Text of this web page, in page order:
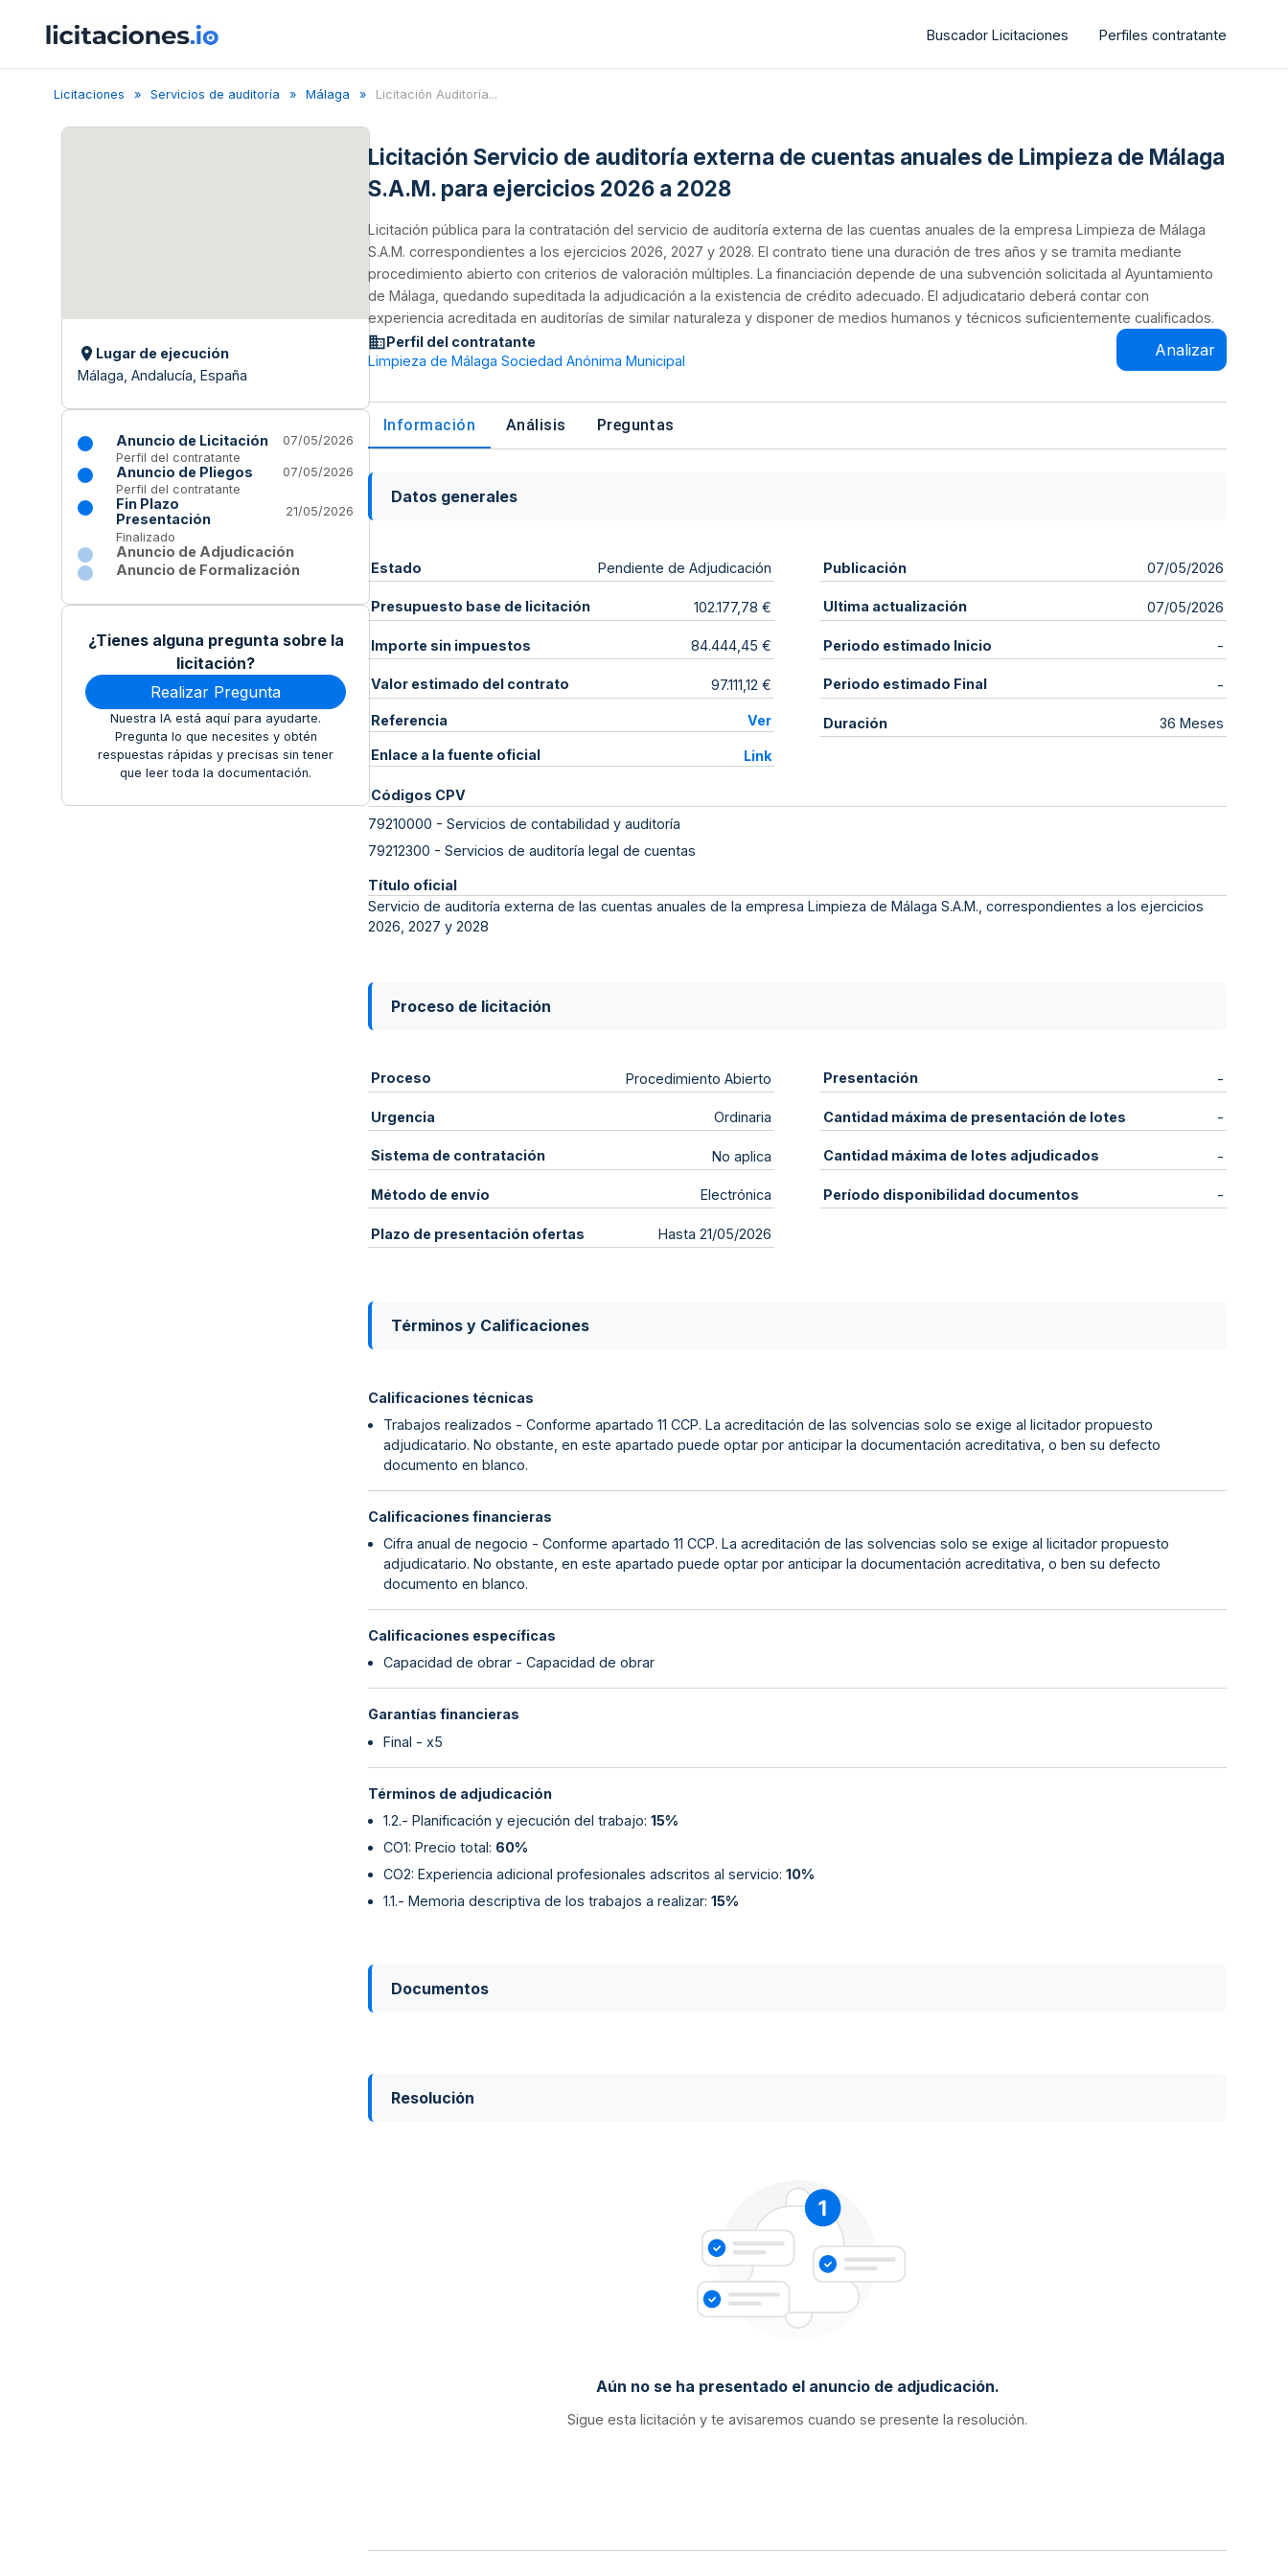
Buscador Licitaciones Perfiles contratante
Licitaciones Servicios de auditoría Málaga Licitación Auditoría...
Lugar de ejecución
Málaga, Andalucía, España
Anuncio de Licitación
07/05/2026
Perfil del contratante
Anuncio de Pliegos
07/05/2026
Perfil del contratante
Fin Plazo
Presentación
21/05/2026
Finalizado
Anuncio de Adjudicación
Anuncio de Formalización
¿Tienes alguna pregunta sobre la
licitación?
Realizar Pregunta
Nuestra IA está aquí para ayudarte.
Pregunta lo que necesites y obtén
respuestas rápidas y precisas sin tener
que leer toda la documentación.
Licitación Servicio de auditoría externa de cuentas anuales de Limpieza de Málaga
S.A.M. para ejercicios 2026 a 2028
Licitación pública para la contratación del servicio de auditoría externa de las cuentas anuales de la empresa Limpieza de Málaga
S.A.M. correspondientes a los ejercicios 2026, 2027 y 2028. El contrato tiene una duración de tres años y se tramita mediante
procedimiento abierto con criterios de valoración múltiples. La financiación depende de una subvención solicitada al Ayuntamiento
de Málaga, quedando supeditada la adjudicación a la existencia de crédito adecuado. El adjudicatario deberá contar con
experiencia acreditada en auditorías de similar naturaleza y disponer de medios humanos y técnicos suficientemente cualificados.
Perfil del contratante
Limpieza de Málaga Sociedad Anónima Municipal
Analizar
Información Análisis Preguntas
Datos generales
Estado Pendiente de Adjudicación
Presupuesto base de licitación 102.177,78 €
Importe sin impuestos 84.444,45 €
Valor estimado del contrato 97.111,12 €
Referencia Ver
Enlace a la fuente oficial Link
Publicación 07/05/2026
Ultima actualización 07/05/2026
Periodo estimado Inicio -
Periodo estimado Final -
Duración 36 Meses
Códigos CPV
79210000 - Servicios de contabilidad y auditoría
79212300 - Servicios de auditoría legal de cuentas
Título oficial
Servicio de auditoría externa de las cuentas anuales de la empresa Limpieza de Málaga S.A.M., correspondientes a los ejercicios
2026, 2027 y 2028
Proceso de licitación
Proceso Procedimiento Abierto
Urgencia Ordinaria
Sistema de contratación No aplica
Método de envío Electrónica
Plazo de presentación ofertas Hasta 21/05/2026
Presentación -
Cantidad máxima de presentación de lotes -
Cantidad máxima de lotes adjudicados -
Período disponibilidad documentos -
Términos y Calificaciones
Calificaciones técnicas
Trabajos realizados - Conforme apartado 11 CCP. La acreditación de las solvencias solo se exige al licitador propuesto
adjudicatario. No obstante, en este apartado puede optar por anticipar la documentación acreditativa, o ben su defecto
documento en blanco.
Calificaciones financieras
Cifra anual de negocio - Conforme apartado 11 CCP. La acreditación de las solvencias solo se exige al licitador propuesto
adjudicatario. No obstante, en este apartado puede optar por anticipar la documentación acreditativa, o ben su defecto
documento en blanco.
Calificaciones específicas
Capacidad de obrar - Capacidad de obrar
Garantías financieras
Final - x5
Términos de adjudicación
1.2.- Planificación y ejecución del trabajo: 15%
CO1: Precio total: 60%
CO2: Experiencia adicional profesionales adscritos al servicio: 10%
1.1.- Memoria descriptiva de los trabajos a realizar: 15%
Documentos
Resolución
Aún no se ha presentado el anuncio de adjudicación.
Sigue esta licitación y te avisaremos cuando se presente la resolución.